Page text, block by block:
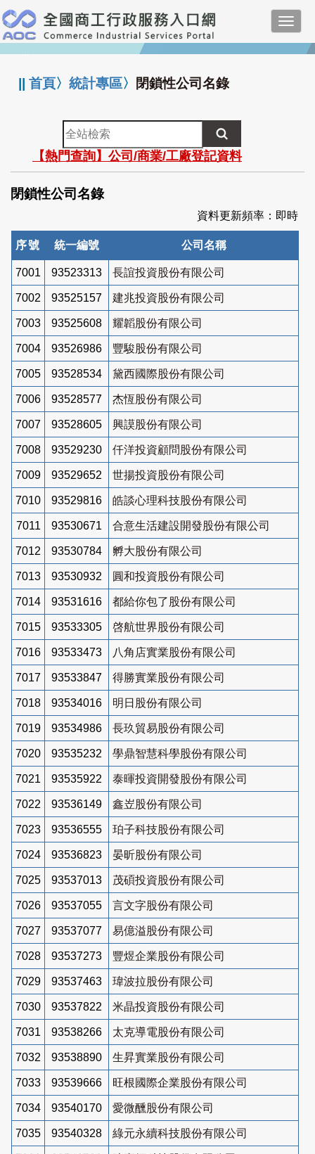
跳
到
主
要
:::
||首頁〉統計專區〉 閉鎖性公司名錄
全
站
檢
索
【熱門查詢】公司/商業/工廠登記資料
閉鎖性公司名錄
資料更新頻率：即時
序號 統一編號 公司名稱
7001 93523313 長誼投資股份有限公司
7002 93525157 建兆投資股份有限公司
7003 93525608 耀韜股份有限公司
7004 93526986 豐駿股份有限公司
7005 93528534 黛西國際股份有限公司
7006 93528577 杰恆股份有限公司
7007 93528605 興謨股份有限公司
7008 93529230 仟洋投資顧問股份有限公司
7009 93529652 世揚投資股份有限公司
7010 93529816 皓談心理科技股份有限公司
7011 93530671 合意生活建設開發股份有限公司
7012 93530784 孵大股份有限公司
7013 93530932 圓和投資股份有限公司
7014 93531616 都給你包了股份有限公司
7015 93533305 啓航世界股份有限公司
7016 93533473 八角店實業股份有限公司
7017 93533847 得勝實業股份有限公司
7018 93534016 明日股份有限公司
7019 93534986 長玖貿易股份有限公司
7020 93535232 學鼎智慧科學股份有限公司
7021 93535922 泰暉投資開發股份有限公司
7022 93536149 鑫岦股份有限公司
7023 93536555 珀子科技股份有限公司
7024 93536823 晏昕股份有限公司
7025 93537013 茂碩投資股份有限公司
7026 93537055 言文字股份有限公司
7027 93537077 易億溢股份有限公司
7028 93537273 豐煜企業股份有限公司
7029 93537463 瑋波拉股份有限公司
7030 93537822 米晶投資股份有限公司
7031 93538266 太克導電股份有限公司
7032 93538890 生昇實業股份有限公司
7033 93539666 旺根國際企業股份有限公司
7034 93540170 愛微醺股份有限公司
7035 93540328 綠元永續科技股份有限公司